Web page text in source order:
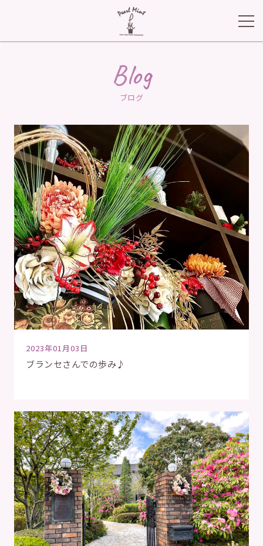
Blog
ブログ
2023年01月03日
ブランセさんでの歩み♪